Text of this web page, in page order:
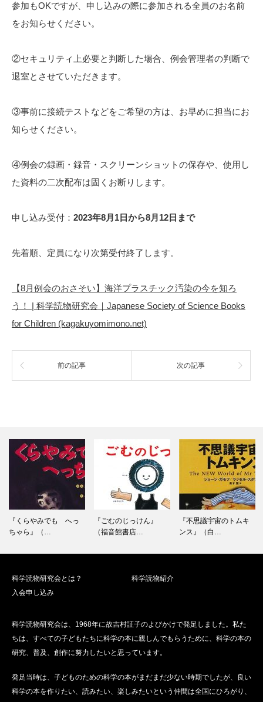
参加もOKですが、申し込みの際に参加される全員のお名前
をお知らせください。
②セキュリティ上必要と判断した場合、例会管理者の判断で
退室とさせていただきます。
③事前に接続テストなどをご希望の方は、お早めに担当にお
知らせください。
④例会の録画・録音・スクリーンショットの保存や、使用し
た資料の二次配布は固くお断りします。
申し込み受付： 2023年8月1日から8月12日まで
先着順、定員になり次第受付終了します。
【8月例会のおさそい】海洋プラスチック汚染の今を知ろ
う！ | 科学読物研究会｜Japanese Society of Science Books
for Children (kagakuyomimono.net)
前の記事 次の記事
『くらやみでも へっ
ちゃら』（…
『ごむのじっけん』
（福音館書店…
『不思議宇宙のトムキ
ンス』（白…
科学読物研究会とは？
科学読物紹介
入会申し込み
科学読物研究会は、1968年に故吉村証子のよびかけで発足しました。私た
ちは、すべての子どもたちに科学の本に親しんでもらうために、科学の本の
研究、普及、創作に努力したいと思っています。
発足当時は、子どものための科学の本がまだまだ少ない時期でしたが、良い
科学の本を作りたい、読みたい、楽しみたいという仲間は全国にひろがり、